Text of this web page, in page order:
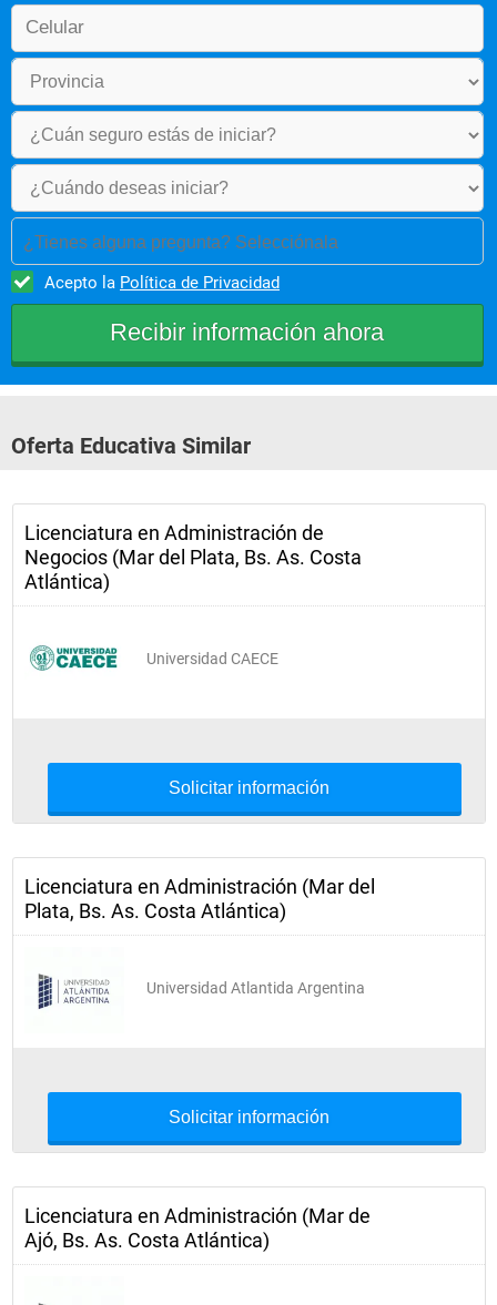
¿Tienes alguna pregunta? Selecciónala
Acepto la Política de Privacidad
Oferta Educativa Similar
Licenciatura en Administración de
Negocios (Mar del Plata, Bs. As. Costa
Atlántica)
Universidad CAECE
Solicitar información
Licenciatura en Administración (Mar del
Plata, Bs. As. Costa Atlántica)
Universidad Atlantida Argentina
Solicitar información
Licenciatura en Administración (Mar de
Ajó, Bs. As. Costa Atlántica)